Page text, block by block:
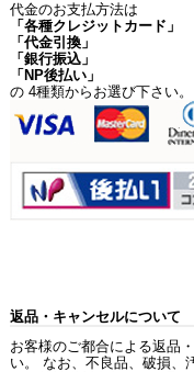
代金のお支払方法は
「各種クレジットカード」
「代金引換」
「銀行振込」
「NP後払い」
の 4種類からお選び下さい。
返品・キャンセルについて
お客様のご都合による返品
い。 なお、不良品、破損、